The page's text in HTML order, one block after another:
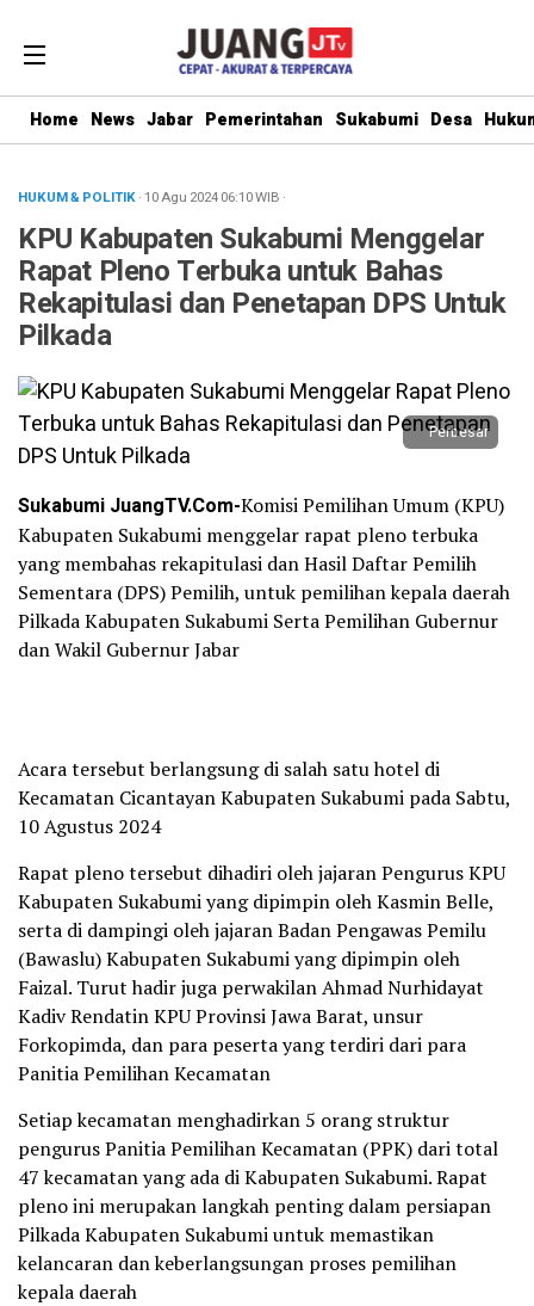
Home News Jabar Pemerintahan Sukabumi Desa
HUKUM & POLITIK· 10 Agu 202406:10WIB ·
KPU Kabupaten Sukabumi Menggelar
Rapat Pleno Terbuka untuk Bahas
Rekapitulasi dan Penetapan DPS Untuk
Pilkada
Perbesar
Sukabumi JuangTV.Com-Komisi Pemilihan Umum (KPU)
Kabupaten Sukabumi menggelar rapat pleno terbuka
yang membahas rekapitulasi dan Hasil Daftar Pemilih
Sementara (DPS) Pemilih, untuk pemilihan kepala daerah
Pilkada Kabupaten Sukabumi Serta Pemilihan Gubernur
dan Wakil Gubernur Jabar
Acara tersebut berlangsung di salah satu hotel di
Kecamatan Cicantayan Kabupaten Sukabumi pada Sabtu,
10 Agustus 2024
Rapat pleno tersebut dihadiri oleh jajaran Pengurus KPU
Kabupaten Sukabumi yang dipimpin oleh Kasmin Belle,
serta di dampingi oleh jajaran Badan Pengawas Pemilu
(Bawaslu) Kabupaten Sukabumi yang dipimpin oleh
Faizal. Turut hadir juga perwakilan Ahmad Nurhidayat
Kadiv Rendatin KPU Provinsi Jawa Barat, unsur
Forkopimda, dan para peserta yang terdiri dari para
Panitia Pemilihan Kecamatan
Setiap kecamatan menghadirkan 5 orang struktur
pengurus Panitia Pemilihan Kecamatan (PPK) dari total
47 kecamatan yang ada di Kabupaten Sukabumi. Rapat
pleno ini merupakan langkah penting dalam persiapan
Pilkada Kabupaten Sukabumi untuk memastikan
kelancaran dan keberlangsungan proses pemilihan
kepala daerah